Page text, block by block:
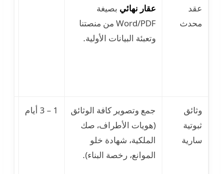
عقد
محدث
عقار نهائي بصيغة
Word/PDF من منصتنا
وتعبئة البيانات الأولية.
وثائق
ثبوتية
سارية
جمع وتصوير كافة الوثائق
(هويات الأطراف، صك
الملكية، شهادة خلو
الموانع، رخصة البناء).
1 – 3 أيام